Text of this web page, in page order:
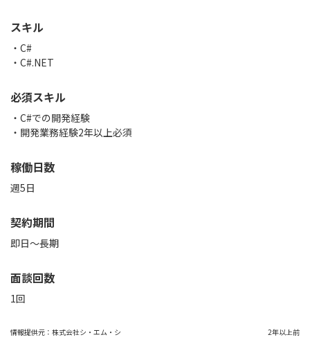
スキル
C#
C#.NET
必須スキル
・C#での開発経験
・開発業務経験2年以上必須
稼働日数
週5日
契約期間
即日～長期
面談回数
1回
情報提供元： 株式会社シ・エム・シ 2年以上前